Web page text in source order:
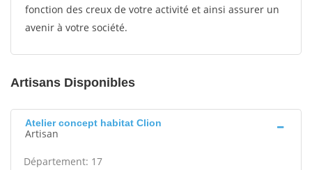
fonction des creux de votre activité et ainsi assurer un
avenir à votre société.
Artisans Disponibles
Atelier concept habitat Clion
Artisan
Département: 17